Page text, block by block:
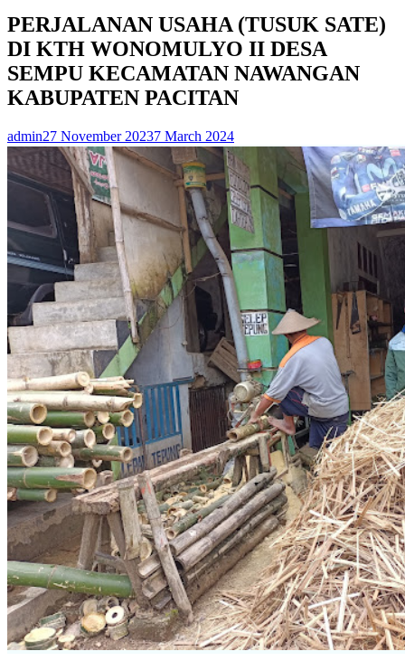
PERJALANAN USAHA (TUSUK SATE)
DI KTH WONOMULYO II DESA
SEMPU KECAMATAN NAWANGAN
KABUPATEN PACITAN
admin27 November 20237 March 2024